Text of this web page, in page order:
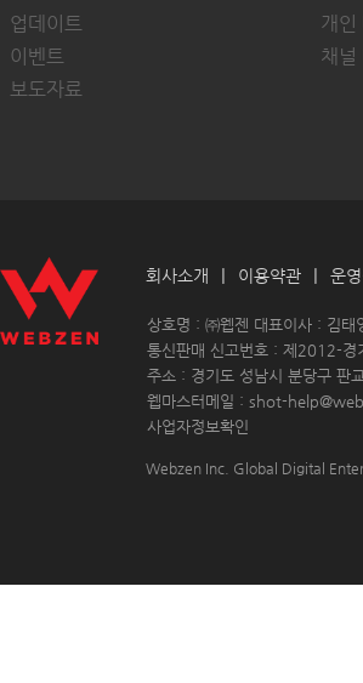
업데이트
이벤트
보도자료
개인
채널
회사소개 | 이용약관 | 운
상호명 : ㈜웹젠 대표이사 : 김
통신판매 신고번호 : 제2012-
주소 : 경기도 성남시 분당구 판
웹마스터메일 : shot-
사업자정보확인
Webzen Inc. Global Digital